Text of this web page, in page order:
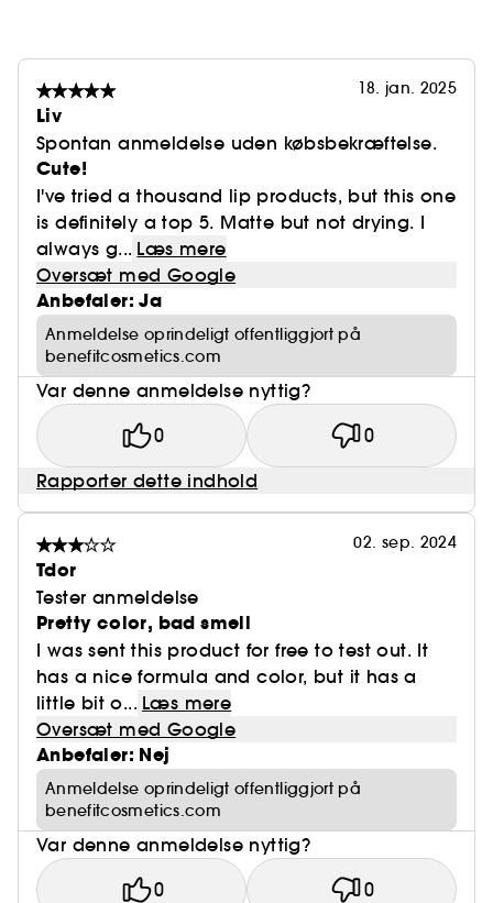
18. jan. 2025
Liv
Spontan anmeldelse uden købsbekræftelse.
Cute!
I've tried a thousand lip products, but this one
is definitely a top 5. Matte but not drying. I
always g... Læs mere
Oversæt med Google
Anbefaler: Ja
Anmeldelse oprindeligt offentliggjort på
benefitcosmetics.com
Var denne anmeldelse nyttig?
0 0
Rapporter dette indhold
02. sep. 2024
Tdor
Tester anmeldelse
Pretty color, bad smell
I was sent this product for free to test out. It
has a nice formula and color, but it has a
little bit o... Læs mere
Oversæt med Google
Anbefaler: Nej
Anmeldelse oprindeligt offentliggjort på
benefitcosmetics.com
Var denne anmeldelse nyttig?
0 0